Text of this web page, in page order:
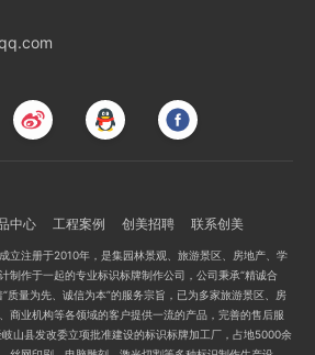
中心 工程案例 创美招聘 联系创美
立注册于2010年，是集园林景观、旅游景区、房地产、学
制作于一起的专业标识标牌制作公司，公司秉承“精诚合
质量为先、诚信为本”的服务宗旨，已为多家旅游景区、房
商业机构等各领域的客户提供一流的产品，完善的售后服
山县发改委立项批准建设的标识标牌加工厂，占地5000余